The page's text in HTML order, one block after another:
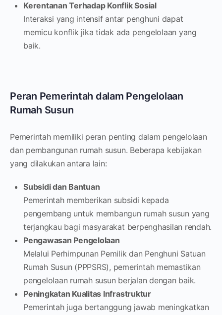
Kerentanan Terhadap Konflik Sosial
Interaksi yang intensif antar penghuni dapat
memicu konflik jika tidak ada pengelolaan yang
baik.
Peran Pemerintah dalam Pengelolaan
Rumah Susun
Pemerintah memiliki peran penting dalam pengelolaan
dan pembangunan rumah susun. Beberapa kebijakan
yang dilakukan antara lain:
Subsidi dan Bantuan
Pemerintah memberikan subsidi kepada
pengembang untuk membangun rumah susun yang
terjangkau bagi masyarakat berpenghasilan rendah.
Pengawasan Pengelolaan
Melalui Perhimpunan Pemilik dan Penghuni Satuan
Rumah Susun (PPPSRS), pemerintah memastikan
pengelolaan rumah susun berjalan dengan baik.
Peningkatan Kualitas Infrastruktur
Pemerintah juga bertanggung jawab meningkatkan